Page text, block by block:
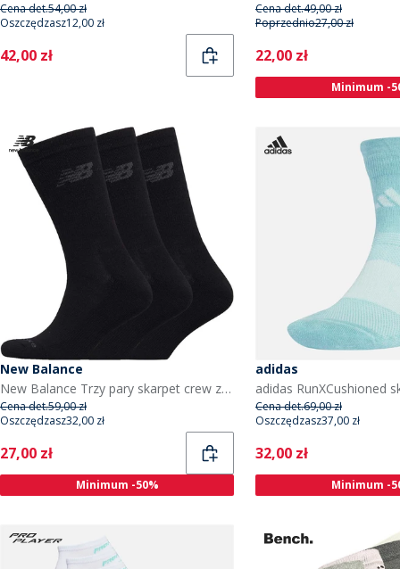
Cena det.54,00 zł
Oszczędzasz12,00 zł
Current
42,00 zł
Cena det.49,00 zł
Poprzednio27,00 zł
Current
22,00 zł
Minimum -
New Balance
New Balance Trzy pary skarpet crew z wyściółką dla niego kolor czarny
Cena det.59,00 zł
Oszczędzasz32,00 zł
Current
27,00 zł
Minimum -50%
adidas
Cena det.69,00 zł
Oszczędzasz37,00 zł
Current
32,00 zł
Minimum -